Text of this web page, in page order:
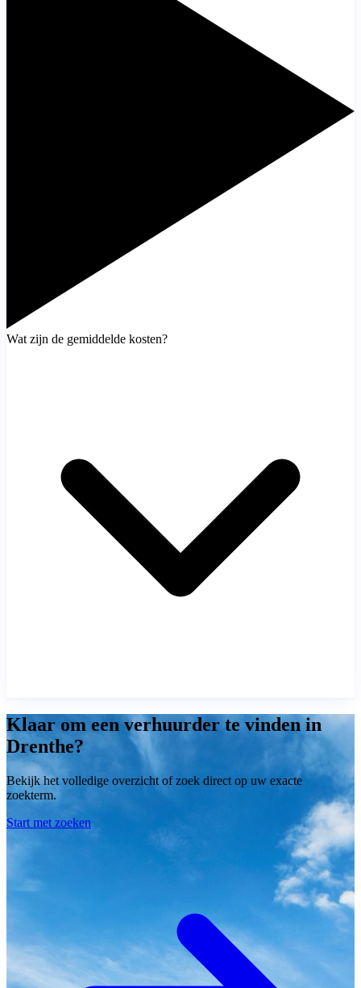
Wat zijn de gemiddelde kosten?
Klaar om een verhuurder te vinden in
Drenthe?
Bekijk het volledige overzicht of zoek direct op uw exacte
zoekterm.
Start met zoeken